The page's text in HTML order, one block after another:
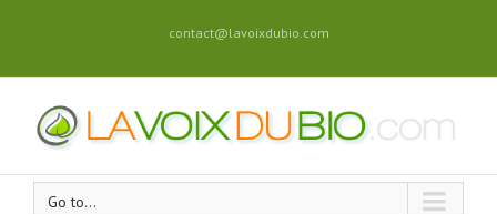
contact@lavoixdubio.com
Go to...